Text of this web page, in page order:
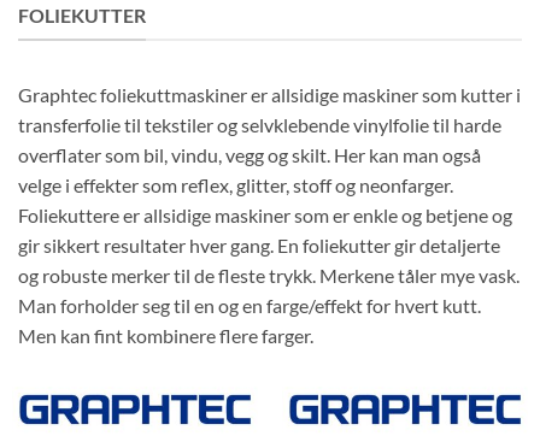
FOLIEKUTTER
Graphtec foliekuttmaskiner er allsidige maskiner som kutter i
transferfolie til tekstiler og selvklebende vinylfolie til harde
overflater som bil, vindu, vegg og skilt. Her kan man også
velge i effekter som reflex, glitter, stoff og neonfarger.
Foliekuttere er allsidige maskiner som er enkle og betjene og
gir sikkert resultater hver gang. En foliekutter gir detaljerte
og robuste merker til de fleste trykk. Merkene tåler mye vask.
Man forholder seg til en og en farge/effekt for hvert kutt.
Men kan fint kombinere flere farger.